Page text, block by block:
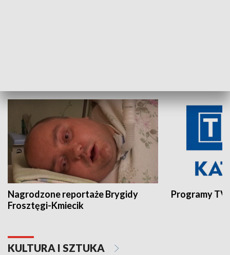
Nagrodzone reportaże Brygidy
Frosztęgi-Kmiecik
Programy
KULTURA I SZTUKA